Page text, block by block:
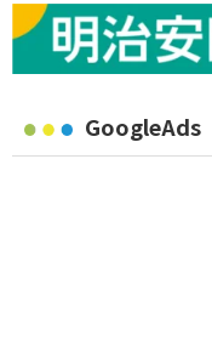
GoogleAds